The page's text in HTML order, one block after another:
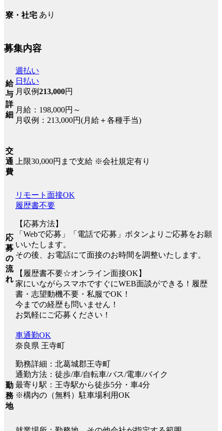
寮・社宅 あり
募集内容
給
与
詳
細
週払い
日払い
月収例213,000円
月給：198,000円～
月収例：213,000円(月給＋各種手当)
交
通
費
上限30,000円まで支給 ※会社規定有り
応
募
の
流
れ
リモート面接OK
履歴書不要
【応募方法】
「Webで応募」「電話で応募」ボタンよりご応募をお願
いいたします。
その後、お電話にて面接のお時間を調整いたします。
【履歴書不要☆オンライン面接OK】
家にいながらスマホですぐにWEB面談ができる！履歴
書・志望動機不要・私服でOK！
今までの経歴も問いません！
お気軽にご応募ください！
勤
務
地
車通勤OK
奈良県 王寺町
勤務詳細：北葛城郡王寺町
通勤方法：徒歩/車/自転車/バス/電車/バイク
最寄り駅：王寺駅から徒歩5分・車4分
※構内の（無料）駐車場利用OK